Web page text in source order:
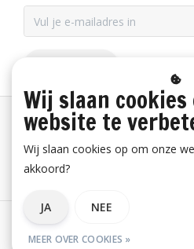
Betaalinformatie
Algemene voorwaarden
Wij slaan cookies
website te
Wij slaan cookies op om onze
akkoord?
JA NEE
MEER OVER COOKIES »